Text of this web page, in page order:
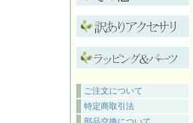
ご注文について
特定商取引法